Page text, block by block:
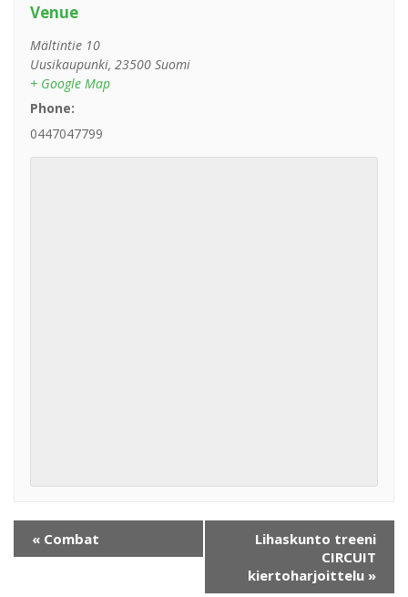
Venue
Mältintie 10
Uusikaupunki, 23500 Suomi
+ Google Map
Phone:
0447047799
« Combat
Lihaskunto treeni
CIRCUIT
kiertoharjoittelu »